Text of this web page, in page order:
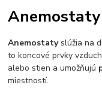
Anemostaty
Anemostaty slúžia na
to koncové prvky
alebo stien a umožňujú
miestností.